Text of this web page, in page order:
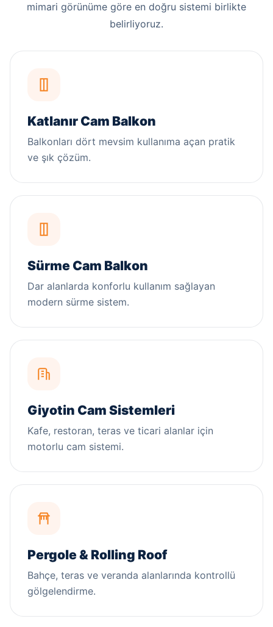
mimari görünüme göre en doğru sistemi birlikte
belirliyoruz.
Katlanır Cam Balkon
Balkonları dört mevsim kullanıma açan pratik
ve şık çözüm.
Sürme Cam Balkon
Dar alanlarda konforlu kullanım sağlayan
modern sürme sistem.
Giyotin Cam Sistemleri
Kafe, restoran, teras ve ticari alanlar için
motorlu cam sistemi.
Pergole & Rolling Roof
Bahçe, teras ve veranda alanlarında kontrollü
gölgelendirme.